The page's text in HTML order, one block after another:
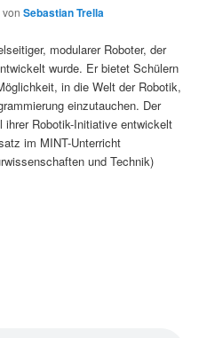
vonSebastian Trella
modularer Roboter, der
wurde. Er bietet Schülern
in die Welt der Robotik,
einzutauchen. Der
ihrer Robotik-Initiative entwickelt
im MINT-Unterricht
und Technik)